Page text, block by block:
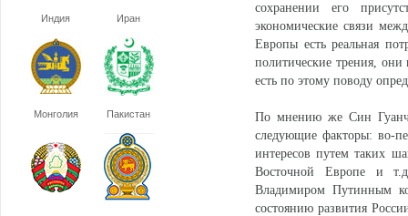
Индия Иран
Монголия Пакистан
сохранении его
экономические связи
Европы есть реальная
политические трения,
есть по этому поводу
По мнению же Син
следующие факторы: во-
интересов путем таких
Восточной Европе и
Владимиром Путинным
состоянию развития